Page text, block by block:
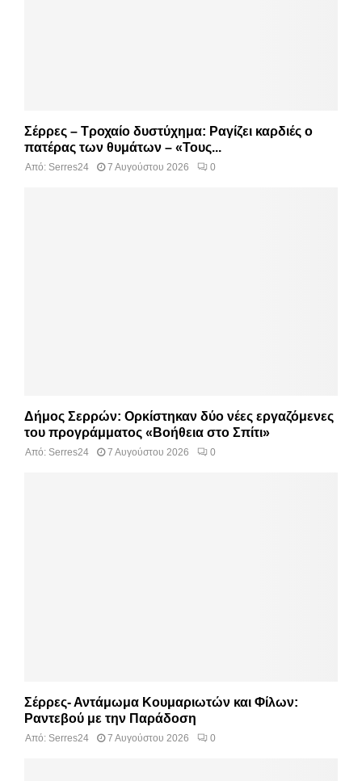
Σέρρες – Τροχαίο δυστύχημα: Ραγίζει καρδιές ο
πατέρας των θυμάτων – «Τους...
Από: Serres24 7 Αυγούστου 2026 0
Δήμος Σερρών: Ορκίστηκαν δύο νέες εργαζόμενες
του προγράμματος «Βοήθεια στο Σπίτι»
Από: Serres24 7 Αυγούστου 2026 0
Σέρρες- Αντάμωμα Κουμαριωτών και Φίλων:
Ραντεβού με την Παράδοση
Από: Serres24 7 Αυγούστου 2026 0